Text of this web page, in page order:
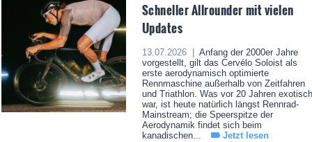
Schneller Allrounder mit vielen
Updates
13.07.2026 |
Anfang der 2000er Jahre
vorgestellt, gilt das Cervélo Soloist als
erste aerodynamisch optimierte
Rennmaschine außerhalb von Zeitfahren
und Triathlon. Was vor 20 Jahren exotisch
war, ist heute natürlich längst Rennrad-
Mainstream; die Speerspitze der
Aerodynamik findet sich beim
kanadischen...
Jetzt lesen